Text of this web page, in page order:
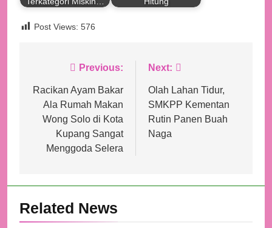
Post Views: 576
Navigasi
pos
Previous:
Racikan Ayam Bakar
Ala Rumah Makan
Wong Solo di Kota
Kupang Sangat
Menggoda Selera
Next:
Olah Lahan Tidur,
SMKPP Kementan
Rutin Panen Buah
Naga
Related News